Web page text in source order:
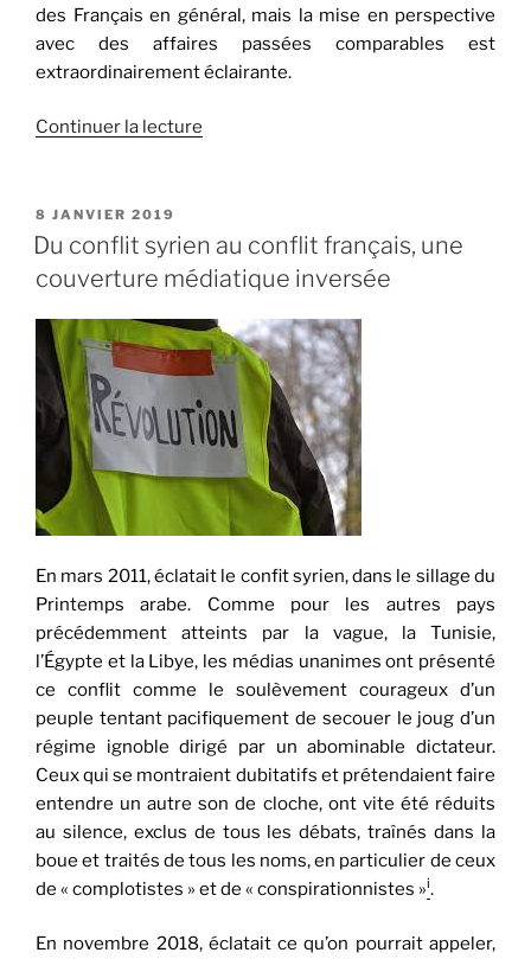
des Français en général, mais la mise en perspective
avec des affaires passées comparables est
extraordinairement éclairante.
Continuer la lecture
« actes
antisémites »
février
2019 »
PUBLIÉ
LE
8 JANVIER 2019
Du conflit syrien au conflit français, une
couverture médiatique inversée
En mars 2011, éclatait le confit syrien, dans le sillage du
Printemps arabe. Comme pour les autres pays
précédemment atteints par la vague, la Tunisie,
l’Égypte et la Libye, les médias unanimes ont présenté
ce conflit comme le soulèvement courageux d’un
peuple tentant pacifiquement de secouer le joug d’un
régime ignoble dirigé par un abominable dictateur.
Ceux qui se montraient dubitatifs et prétendaient faire
entendre un autre son de cloche, ont vite été réduits
au silence, exclus de tous les débats, traînés dans la
boue et traités de tous les noms, en particulier de ceux
de « complotistes » et de « conspirationnistes »i.
En novembre 2018, éclatait ce qu’on pourrait appeler,